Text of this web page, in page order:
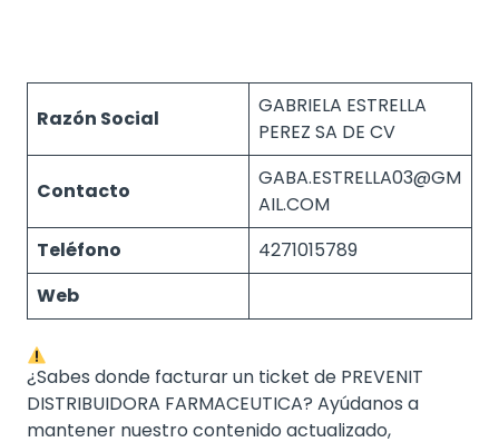
Razón Social
GABRIELA ESTRELLA
PEREZ SA DE CV
Contacto
GABA.ESTRELLA03@GM
AIL.COM
Teléfono
4271015789
Web
¿Sabes donde facturar un ticket de PREVENIT
DISTRIBUIDORA FARMACEUTICA? Ayúdanos a
mantener nuestro contenido actualizado,